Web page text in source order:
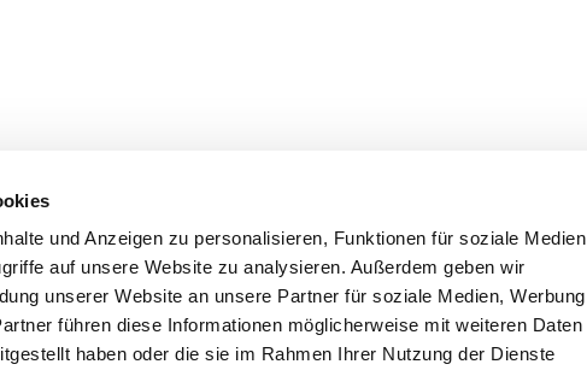
und Anzeigen zu personalisieren, Funktionen für soziale Medien
auf unsere Website zu analysieren. Außerdem geben wir
unserer Website an unsere Partner für soziale Medien, Werbung
führen diese Informationen möglicherweise mit weiteren Daten
haben oder die sie im Rahmen Ihrer Nutzung der Dienste